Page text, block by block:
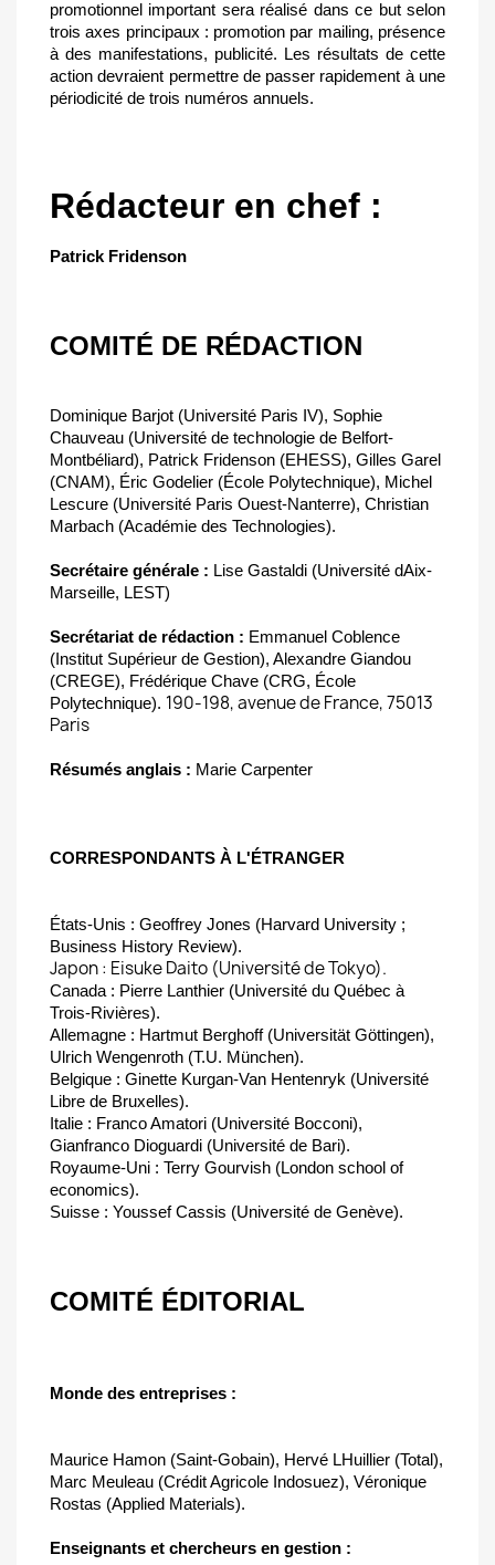
promotionnel important sera réalisé dans ce but selon
trois axes principaux : promotion par mailing, présence
à des manifestations, publicité. Les résultats de cette
action devraient permettre de passer rapidement à une
périodicité de trois numéros annuels.
Rédacteur en chef :
Patrick Fridenson
COMITÉ DE RÉDACTION
Dominique Barjot (Université Paris IV), Sophie
Chauveau (Université de technologie de Belfort-
Montbéliard), Patrick Fridenson (EHESS), Gilles Garel
(CNAM), Éric Godelier (École Polytechnique), Michel
Lescure (Université Paris Ouest-Nanterre), Christian
Marbach (Académie des Technologies).
Secrétaire générale : Lise Gastaldi (Université dAix-
Marseille, LEST)
Secrétariat de rédaction : Emmanuel Coblence
(Institut Supérieur de Gestion), Alexandre Giandou
(CREGE), Frédérique Chave (CRG, École
Polytechnique). 190-198, avenue de France, 75013
Paris
Résumés anglais : Marie Carpenter
CORRESPONDANTS À L'ÉTRANGER
États-Unis : Geoffrey Jones (Harvard University ;
Business History Review).
Japon : Eisuke Daito (Université de Tokyo).
Canada : Pierre Lanthier (Université du Québec à
Trois-Rivières).
Allemagne : Hartmut Berghoff (Universität Göttingen),
Ulrich Wengenroth (T.U. München).
Belgique : Ginette Kurgan-Van Hentenryk (Université
Libre de Bruxelles).
Italie : Franco Amatori (Université Bocconi),
Gianfranco Dioguardi (Université de Bari).
Royaume-Uni : Terry Gourvish (London school of
economics).
Suisse : Youssef Cassis (Université de Genève).
COMITÉ ÉDITORIAL
Monde des entreprises :
Maurice Hamon (Saint-Gobain), Hervé LHuillier (Total),
Marc Meuleau (Crédit Agricole Indosuez), Véronique
Rostas (Applied Materials).
Enseignants et chercheurs en gestion :